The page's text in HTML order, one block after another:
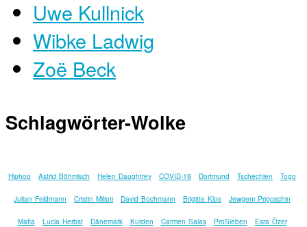
Uwe Kullnick
Wibke Ladwig
Zoë Beck
Schlagwörter-Wolke
Hiphop Astrid Böhmisch Helen Daughtrey COVID-19 Dortmund Tschechien Togo
Julian Feldmann Cristin Milioti David Bochmann Brigitte Klos Jewgeni Prigoschin
Mafia Lucia Herbst Dänemark Kurden Carmen Salas ProSieben Esra Özer